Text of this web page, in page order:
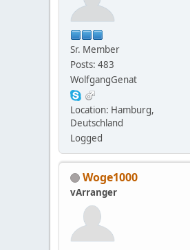
Sr. Member
Posts: 483
WolfgangGenat
Location: Hamburg,
Deutschland
Logged
Woge1000
vArranger